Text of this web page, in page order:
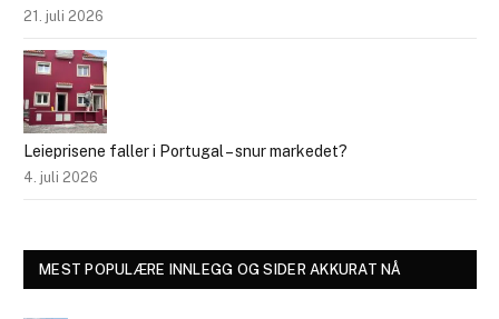
21. juli 2026
Leieprisene faller i Portugal – snur markedet?
4. juli 2026
MEST POPULÆRE INNLEGG OG SIDER AKKURAT NÅ